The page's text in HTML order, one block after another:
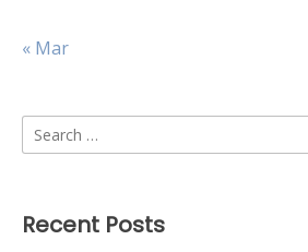
« Mar
Search
for:
Recent Posts